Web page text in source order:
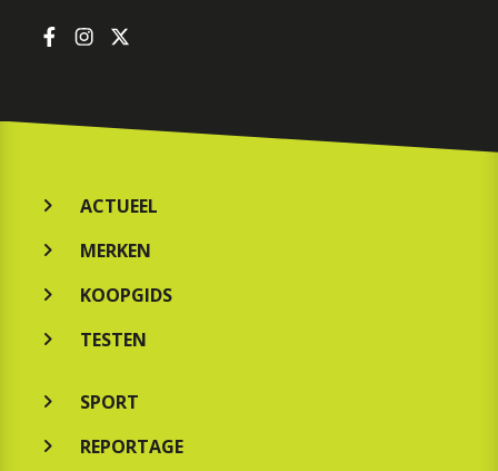
ACTUEEL
MERKEN
KOOPGIDS
TESTEN
SPORT
REPORTAGE